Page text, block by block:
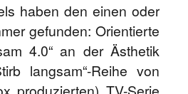
haben den einen oder
gefunden: Orientierte
4.0“ an der Ästhetik
langsam“-Reihe von